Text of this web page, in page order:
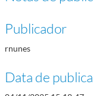
Publicador
rnunes
Data de